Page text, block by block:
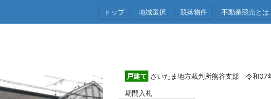
トップ 地域選択 競落物件 不動産競売とは
戸建て さいたま地方裁判所熊谷支部 令和07
期間入札